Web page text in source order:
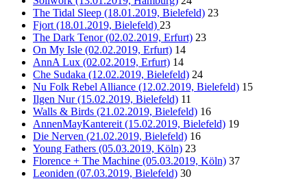
The Tidal Sleep (18.01.2019, Bielefeld) 23
Fjort (18.01.2019, Bielefeld) 23
The Dark Tenor (02.02.2019, Erfurt) 23
On My Isle (02.02.2019, Erfurt) 14
AnnA Lux (02.02.2019, Erfurt) 14
Che Sudaka (12.02.2019, Bielefeld) 24
Nu Folk Rebel Alliance (12.02.2019, Bielefeld) 15
Ilgen Nur (15.02.2019, Bielefeld) 11
Walls & Birds (21.02.2019, Bielefeld) 16
AnnenMayKantereit (15.02.2019, Bielefeld) 19
Die Nerven (21.02.2019, Bielefeld) 16
Young Fathers (05.03.2019, Köln) 23
Florence + The Machine (05.03.2019, Köln) 37
Leoniden (07.03.2019, Bielefeld) 30